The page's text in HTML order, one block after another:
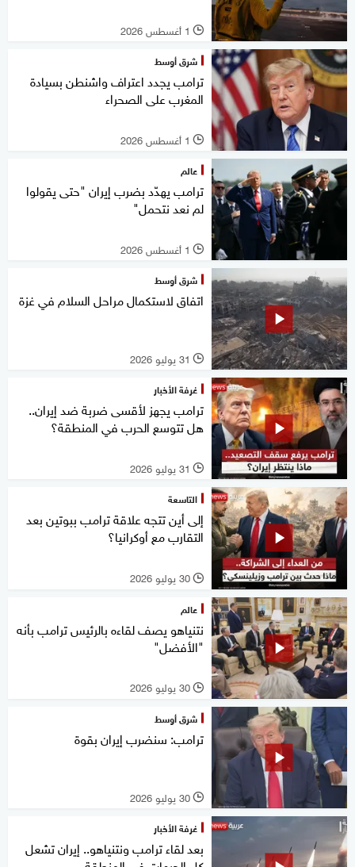
l 1 أغسطس 2026
شرق أوسط
ترامب يجدد اعتراف واشنطن بسيادة
المغرب على الصحراء
l 1 أغسطس 2026
عالم
ترامب يهدّد بضرب إيران "حتى يقولوا
لم نعد نتحمل"
l 1 أغسطس 2026
شرق أوسط
اتفاق لاستكمال مراحل السلام في غزة
l 31 يوليو 2026
غرفة الأخبار
ترامب يجهز لأقسى ضربة ضد إيران..
هل تتوسع الحرب في المنطقة؟
l 31 يوليو 2026
التاسعة
إلى أين تتجه علاقة ترامب ببوتين بعد
التقارب مع أوكرانيا؟
l 30 يوليو 2026
عالم
نتنياهو يصف لقاءه بالرئيس ترامب بأنه
"الأفضل"
l 30 يوليو 2026
شرق أوسط
ترامب: سنضرب إيران بقوة
l 30 يوليو 2026
غرفة الأخبار
بعد لقاء ترامب ونتنياهو.. إيران تشعل